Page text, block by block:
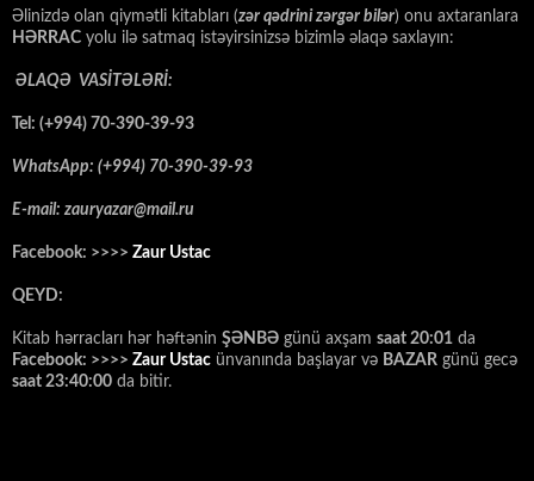
Əlinizdə olan qiymətli kitabları (zər qədrini zərgər bilər) onu axtaranlara
HƏRRAC yolu ilə satmaq istəyirsinizsə bizimlə əlaqə saxlayın:
ƏLAQƏ VASİTƏLƏRİ:
Tel: (+994) 70-390-39-93
WhatsApp: (+994) 70-390-39-93
E-mail: zauryazar@mail.ru
Facebook: >>>> Zaur Ustac
QEYD:
Kitab hərracları hər həftənin ŞƏNBƏ günü axşam saat 20:01 da
Facebook: >>>> Zaur Ustac ünvanında başlayar və BAZAR günü gecə
saat 23:40:00 da bitir.